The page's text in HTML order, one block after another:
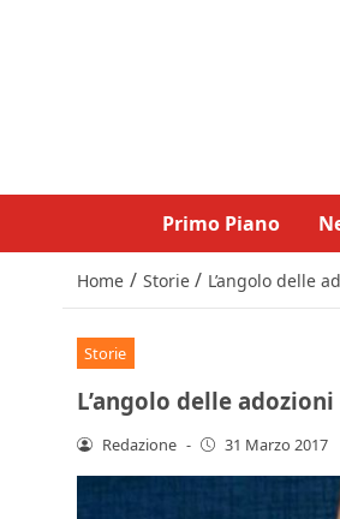
Primo Piano
Home / Storie / L’angolo delle
Storie
L’angolo delle
Redazione - 31 Marzo 2017